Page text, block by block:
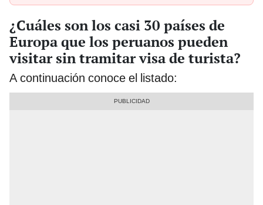
¿Cuáles son los casi 30 países de
Europa que los peruanos pueden
visitar sin tramitar visa de turista?
A continuación conoce el listado: